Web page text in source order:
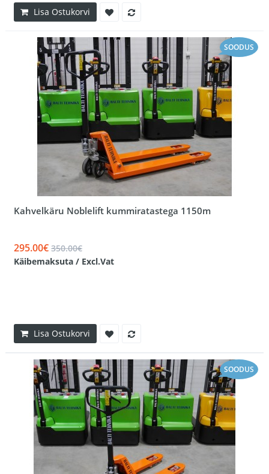
Lisa Ostukorvi
SOODUS
Kahvelkäru Noblelift kummiratastega 1150m
295.00€ 350.00€
Käibemaksuta / Excl.Vat
Lisa Ostukorvi
SOODUS